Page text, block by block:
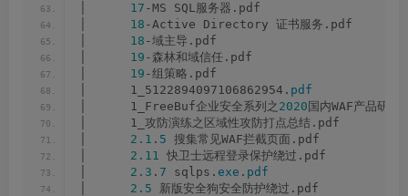
17 -MS SQL服务器.pdf
18 -Active Directory 证书服务.pdf
18 -域主导.pdf
19 -森林和域信任.pdf
19 -组策略.pdf
│      1_5122894097106862954. pdf
│      1_FreeBuf企业安全系列之 2020 国内WAF产品研
│      1_攻防演练之区域性攻防打点总结.pdf
2.1 . 5 搜集常见WAF拦截页面.pdf
2.11 快卫士远程登录保护绕过.pdf
2.3 . 7 sqlps. exe . pdf
2.5 新版安全狗安全防护绕过.pdf